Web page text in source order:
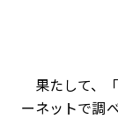
果たして、
ーネットで調